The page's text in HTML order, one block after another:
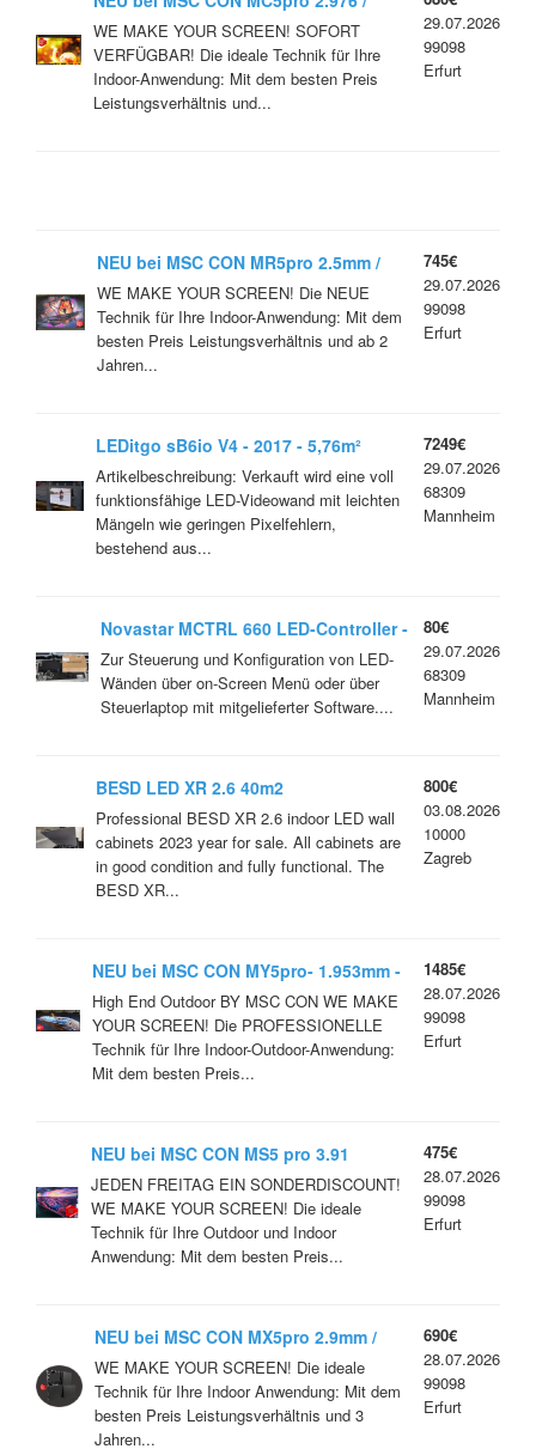
Indoor Innovativ- in jeder Anwendung
WE MAKE YOUR SCREEN! SOFORT
VERFÜGBAR! Die ideale Technik für Ihre
Indoor-Anwendung: Mit dem besten Preis
Leistungsverhältnis und...
29.07.2026
99098
Erfurt
NEU bei MSC CON MR5pro 2.5mm /
INDOOR ALLROUNDSTANDARD /
Flexible
WE MAKE YOUR SCREEN! Die NEUE
Technik für Ihre Indoor-Anwendung: Mit dem
besten Preis Leistungsverhältnis und ab 2
Jahren...
745€
29.07.2026
99098
Erfurt
LEDitgo sB6io V4 - 2017 - 5,76m²
LEDitgo sB6io V4 inkl. Rahmengerüst,
LED-Controller & Verkabelung -
RET1033
Artikelbeschreibung: Verkauft wird eine voll
funktionsfähige LED-Videowand mit leichten
Mängeln wie geringen Pixelfehlern,
bestehend aus...
7249€
29.07.2026
68309
Mannheim
Novastar MCTRL 660 LED-Controller -
RET1110
Zur Steuerung und Konfiguration von LED-
Wänden über on-Screen Menü oder über
Steuerlaptop mit mitgelieferter Software....
80€
29.07.2026
68309
Mannheim
BESD LED XR 2.6 40m2
Professional BESD XR 2.6 indoor LED wall
cabinets 2023 year for sale. All cabinets are
in good condition and fully functional. The
BESD XR...
800€
03.08.2026
10000
Zagreb
NEU bei MSC CON MY5pro- 1.953mm -
OUTDOOR High End Outdoor (7680HZ)
High End Outdoor BY MSC CON WE MAKE
YOUR SCREEN! Die PROFESSIONELLE
Technik für Ihre Indoor-Outdoor-Anwendung:
Mit dem besten Preis...
1485€
28.07.2026
99098
Erfurt
NEU bei MSC CON MS5 pro 3.91
Outdoor Hohe Qualität / Service-
Europaweit.
JEDEN FREITAG EIN SONDERDISCOUNT!
WE MAKE YOUR SCREEN! Die ideale
Technik für Ihre Outdoor und Indoor
Anwendung: Mit dem besten Preis...
475€
28.07.2026
99098
Erfurt
NEU bei MSC CON MX5pro 2.9mm /
Indoor Hohe Qualität / Innovativ-
Flexible
WE MAKE YOUR SCREEN! Die ideale
Technik für Ihre Indoor Anwendung: Mit dem
besten Preis Leistungsverhältnis und 3
Jahren...
690€
28.07.2026
99098
Erfurt